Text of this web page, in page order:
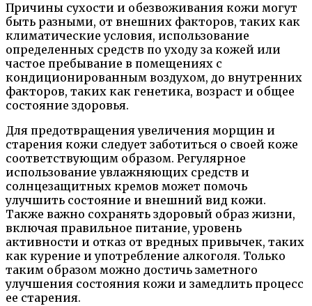
Причины сухости и обезвоживания кожи могут
быть разными, от внешних факторов, таких как
климатические условия, использование
определенных средств по уходу за кожей или
частое пребывание в помещениях с
кондиционированным воздухом, до внутренних
факторов, таких как генетика, возраст и общее
состояние здоровья.
Для предотвращения увеличения морщин и
старения кожи следует заботиться о своей коже
соответствующим образом. Регулярное
использование увлажняющих средств и
солнцезащитных кремов может помочь
улучшить состояние и внешний вид кожи.
Также важно сохранять здоровый образ жизни,
включая правильное питание, уровень
активности и отказ от вредных привычек, таких
как курение и употребление алкоголя. Только
таким образом можно достичь заметного
улучшения состояния кожи и замедлить процесс
ее старения.